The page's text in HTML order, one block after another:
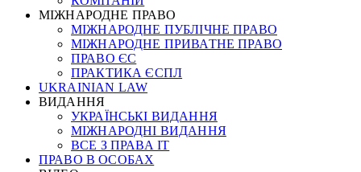
МІЖНАРОДНЕ ПРАВО
МІЖНАРОДНЕ ПУБЛІЧНЕ ПРАВО
МІЖНАРОДНЕ ПРИВАТНЕ ПРАВО
ПРАВО ЄС
ПРАКТИКА ЄСПЛ
UKRAINIAN LAW
ВИДАННЯ
УКРАЇНСЬКІ ВИДАННЯ
МІЖНАРОДНІ ВИДАННЯ
ВСЕ З ПРАВА ІТ
ПРАВО В ОСОБАХ